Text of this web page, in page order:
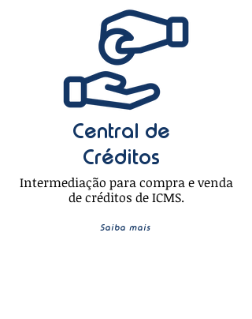
Central de
Créditos
Intermediação para compra e venda
de créditos de ICMS.
Saiba mais